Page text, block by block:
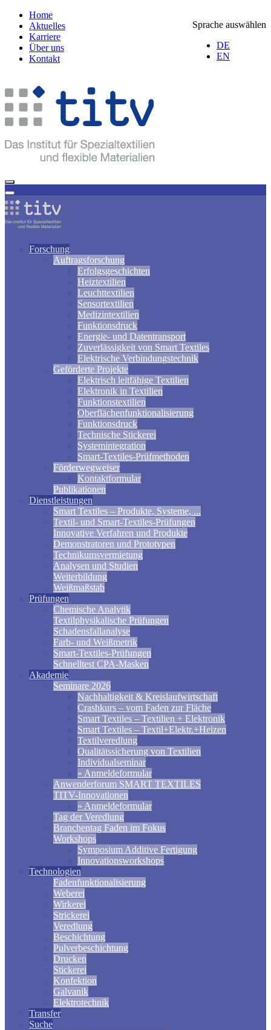
Sprache auswählen
DE
EN
Home
Aktuelles
Karriere
Über uns
Kontakt
Forschung
Auftragsforschung
Erfolgsgeschichten
Heiztextilien
Leuchttextilien
Sensortextilien
Medizintextilien
Funktionsdruck
Energie- und Datentransport
Zuverlässigkeit von Smart Textiles
Elektrische Verbindungstechnik
Geförderte Projekte
Elektrisch leitfähige Textilien
Elektronik in Textilien
Funktionstextilien
Oberflächenfunktionalisierung
Funktionsdruck
Technische Stickerei
Systemintegration
Smart-Textiles-Prüfmethoden
Förderwegweiser
Kontaktformular
Publikationen
Dienstleistungen
Smart Textiles – Produkte, Systeme, ...
Textil- und Smart-Textiles-Prüfungen
Innovative Verfahren und Produkte
Demonstratoren und Prototypen
Technikumsvermietung
Analysen und Studien
Weiterbildung
Weißmaßstab
Prüfungen
Chemische Analytik
Textilphysikalische Prüfungen
Schadensfallanalyse
Farb- und Weißmetrik
Smart-Textiles-Prüfungen
Schnelltest CPA-Masken
Akademie
Seminare 2026
Nachhaltigkeit & Kreislaufwirtschaft
Crashkurs – vom Faden zur Fläche
Smart Textiles – Textilien + Elektronik
Smart Textiles – Textil+Elektr.+Heizen
Textilveredlung
Qualitätssicherung von Textilien
Individualseminar
» Anmeldeformular
Anwenderforum SMART TEXTILES
TITV-Innovationen
» Anmeldeformular
Tag der Veredlung
Branchentag Faden im Fokus
Workshops
Symposium Additive Fertigung
Innovationsworkshops
Technologien
Fadenfunktionalisierung
Weberei
Wirkerei
Strickerei
Veredlung
Beschichtung
Pulverbeschichtung
Drucken
Stickerei
Konfektion
Galvanik
Elektrotechnik
Transfer
Suche